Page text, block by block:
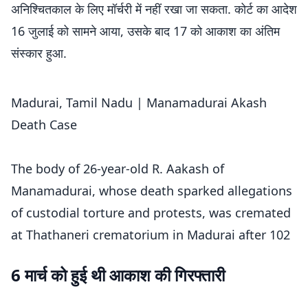
अनिश्चितकाल के लिए मॉर्चरी में नहीं रखा जा सकता. कोर्ट का आदेश
16 जुलाई को सामने आया, उसके बाद 17 को आकाश का अंतिम
संस्कार हुआ.
Madurai, Tamil Nadu | Manamadurai Akash
Death Case
The body of 26‑year‑old R. Aakash of
Manamadurai, whose death sparked allegations
of custodial torture and protests, was cremated
at Thathaneri crematorium in Madurai after 102
6 मार्च को हुई थी आकाश की गिरफ्तारी